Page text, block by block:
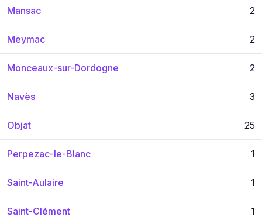
Mansac 2
Meymac 2
Monceaux-sur-Dordogne 2
Navès 3
Objat 25
Perpezac-le-Blanc 1
Saint-Aulaire 1
Saint-Clément 1